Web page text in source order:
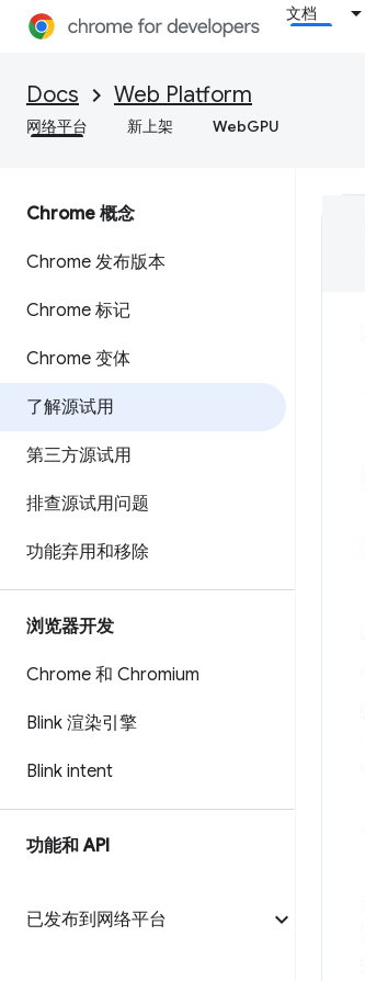
文档
Docs Web Platform
网络平台 新上架 WebGPU
Chrome 概念
Chrome 发布版本
Chrome 标记
Chrome 变体
了解源试用
第三方源试用
排查源试用问题
功能弃用和移除
浏览器开发
Chrome 和 Chromium
Blink 渲染引擎
Blink intent
功能和 API
已发布到网络平台